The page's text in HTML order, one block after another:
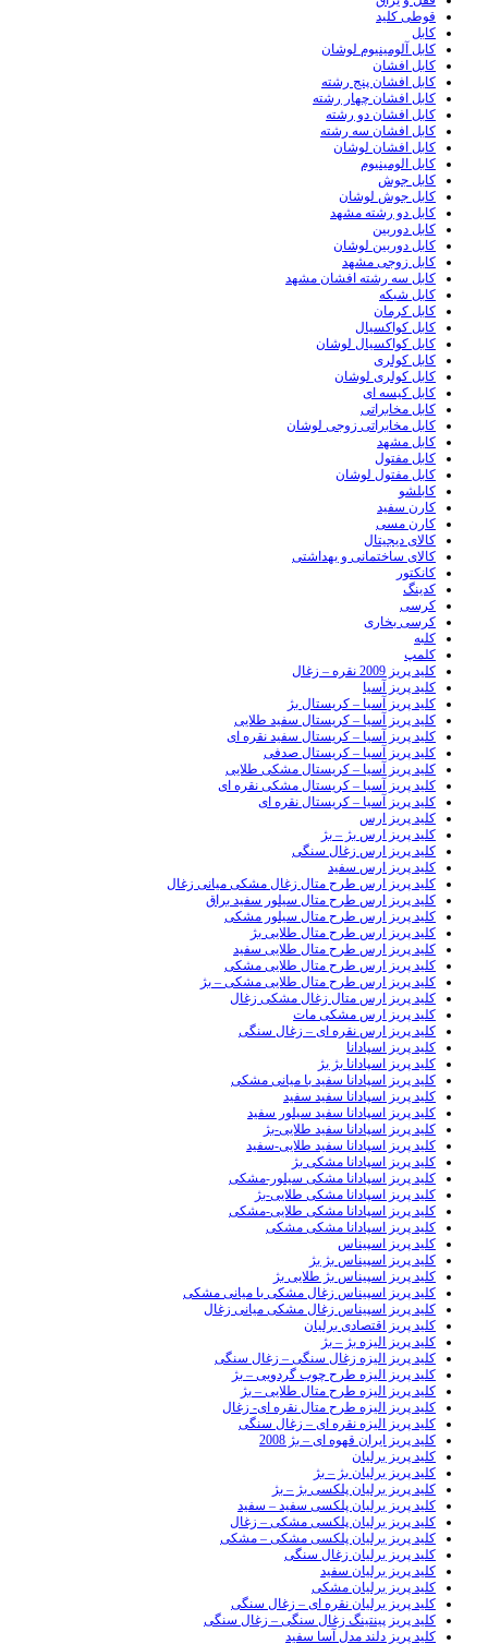
قوطی کلید
کابل
کابل آلومینیوم لوشان
کابل افشان
کابل افشان پنج رشته
کابل افشان چهار رشته
کابل افشان دو رشته
کابل افشان سه رشته
کابل افشان لوشان
کابل الومینیوم
کابل جوش
کابل جوش لوشان
کابل دو رشته مشهد
کابل دوربین
کابل دوربین لوشان
کابل زوجی مشهد
کابل سه رشته افشان مشهد
کابل شبکه
کابل کرمان
کابل کواکسیال
کابل کواکسیال لوشان
کابل کولری
کابل کولری لوشان
کابل کیسه ای
کابل مخابراتی
کابل مخابراتی زوجی لوشان
کابل مشهد
کابل مفتول
کابل مفتول لوشان
کابلشو
کارن سفید
کارن مسی
کالای دیجیتال
کالای ساختمانی و بهداشتی
کانکتور
کدینگ
کرسی
کرسی بخاری
کلبه
کلمپ
کلید پریز 2009 نقره – زغال
کلید پریز آسیا
کلید پریز آسیا – کریستال بژ
کلید پریز آسیا – کریستال سفید طلایی
کلید پریز آسیا – کریستال سفید نقره ای
کلید پریز آسیا – کریستال صدفی
کلید پریز آسیا – کریستال مشکی طلایی
کلید پریز آسیا – کریستال مشکی نقره ای
کلید پریز آسیا – کریستال نقره ای
کلید پریز ارس
کلید پریز ارس بژ – بژ
کلید پریز ارس زغال سنگی
کلید پریز ارس سفید
کلید پریز ارس طرح متال زغال مشکی میانی زغال
کلید پریز ارس طرح متال سیلور سفید براق
کلید پریز ارس طرح متال سیلور مشکی
کلید پریز ارس طرح متال طلایی بژ
کلید پریز ارس طرح متال طلایی سفید
کلید پریز ارس طرح متال طلایی مشکی
کلید پریز ارس طرح متال طلایی مشکی – بژ
کلید پریز ارس متال زغال مشکی زغال
کلید پریز ارس مشکی مات
کلید پریز ارس نقره ای – زغال سنگی
کلید پریز اسپادانا
کلید پریز اسپادانا بژ بژ
کلید پریز اسپادانا سفید با میانی مشکی
کلید پریز اسپادانا سفید سفید
کلید پریز اسپادانا سفید سیلور سفید
کلید پریز اسپادانا سفید طلایی-بژ
کلید پریز اسپادانا سفید طلایی-سفید
کلید پریز اسپادانا مشکی بژ
کلید پریز اسپادانا مشکی سیلور-مشکی
کلید پریز اسپادانا مشکی طلایی-بژ
کلید پریز اسپادانا مشکی طلایی-مشکی
کلید پریز اسپادانا مشکی مشکی
کلید پریز اسپیناس
کلید پریز اسپیناس بژ بژ
کلید پریز اسپیناس بژ طلایی بژ
کلید پریز اسپیناس زغال مشکی با میانی مشکی
کلید پریز اسپیناس زغال مشکی میانی زغال
کلید پریز اقتصادی برلیان
کلید پریز الیزه بژ – بژ
کلید پریز الیزه زغال سنگی – زغال سنگی
کلید پریز الیزه طرح چوب گردویی – بژ
کلید پریز الیزه طرح متال طلایی – بژ
کلید پریز الیزه طرح متال نقره ای- زغال
کلید پریز الیزه نقره ای – زغال سنگی
کلید پریز ایران قهوه ای – بژ 2008
کلید پریز برلیان
کلید پریز برلیان بژ – بژ
کلید پریز برلیان پلکسی بژ – بژ
کلید پریز برلیان پلکسی سفید – سفید
کلید پریز برلیان پلکسی مشکی – زغال
کلید پریز برلیان پلکسی مشکی – مشکی
کلید پریز برلیان زغال سنگی
کلید پریز برلیان سفید
کلید پریز برلیان مشکی
کلید پریز برلیان نقره ای – زغال سنگی
کلید پریز پینتینگ زغال سنگی – زغال سنگی
کلید پریز دلند مدل آسا سفید